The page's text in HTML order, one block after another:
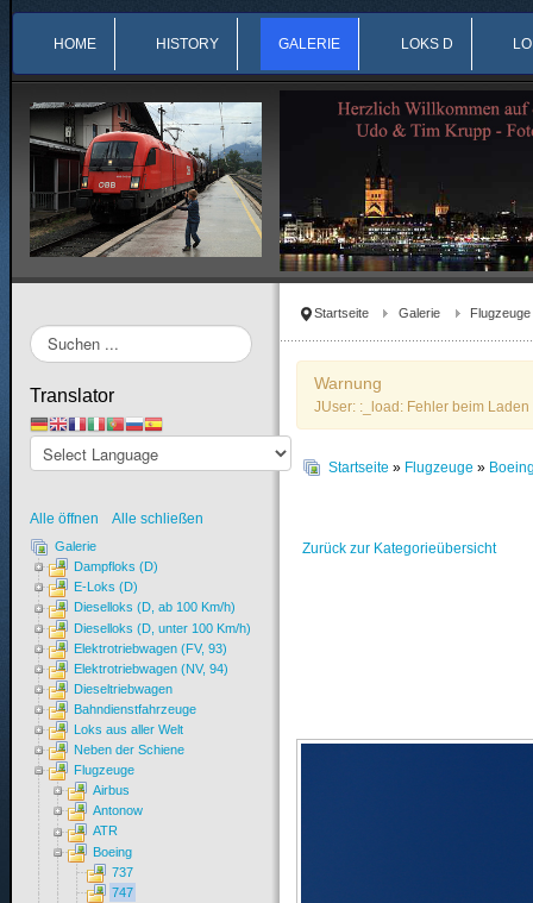
HOME HISTORY GALERIE LOKS D
Startseite Galerie Flugzeuge
Warnung
JUser: :_load: Fehler beim
Startseite » Flugzeuge »
Zurück zur Kategorieübersicht
Suchen
...
Translator
Alle öffnen Alle schließen
Galerie
Dampfloks (D)
E-Loks (D)
Dieselloks (D, ab 100 Km/h)
Dieselloks (D, unter 100 Km/h)
Elektrotriebwagen (FV, 93)
Elektrotriebwagen (NV, 94)
Dieseltriebwagen
Bahndienstfahrzeuge
Loks aus aller Welt
Neben der Schiene
Flugzeuge
Airbus
Antonow
ATR
Boeing
737
747